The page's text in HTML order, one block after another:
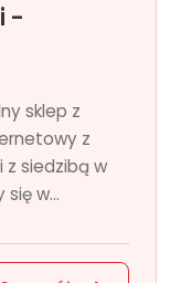
-
sklep z
z
siedzibą w
w...